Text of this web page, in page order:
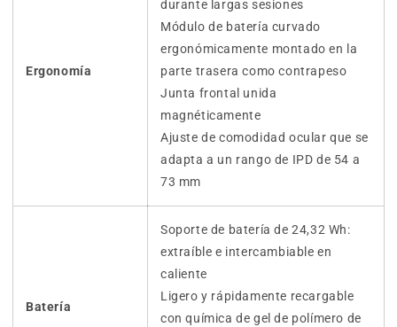
Ergonomía
durante largas sesiones
Módulo de batería curvado
ergonómicamente montado en la
parte trasera como contrapeso
Junta frontal unida
magnéticamente
Ajuste de comodidad ocular que se
adapta a un rango de IPD de 54 a
73 mm
Batería
Soporte de batería de 24,32 Wh:
extraíble e intercambiable en
caliente
Ligero y rápidamente recargable
con química de gel de polímero de